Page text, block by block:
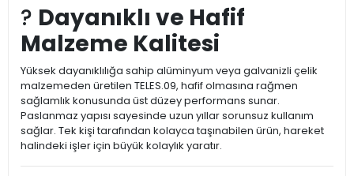
? Dayanıklı ve Hafif
Malzeme Kalitesi
Yüksek dayanıklılığa sahip alüminyum veya galvanizli çelik
malzemeden üretilen TELES.09, hafif olmasına rağmen
sağlamlık konusunda üst düzey performans sunar.
Paslanmaz yapısı sayesinde uzun yıllar sorunsuz kullanım
sağlar. Tek kişi tarafından kolayca taşınabilen ürün, hareket
halindeki işler için büyük kolaylık yaratır.